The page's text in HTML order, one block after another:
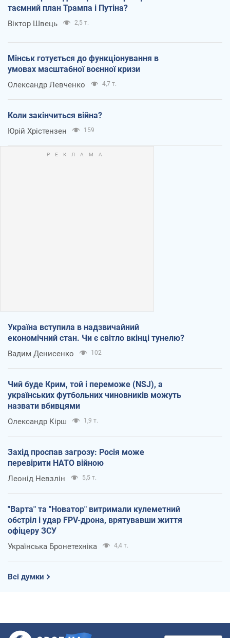
таємний план Трампа і Путіна?
Віктор Швець 2,5 т.
Мінськ готується до функціонування в
умовах масштабної воєнної кризи
Олександр Левченко 4,7 т.
Коли закінчиться війна?
Юрій Хрістензен 159
Україна вступила в надзвичайний
економічний стан. Чи є світло вкінці тунелю?
Вадим Денисенко 102
Чий буде Крим, той і переможе (NSJ), а
українських футбольних чиновників можуть
назвати вбивцями
Олександр Кірш 1,9 т.
Захід проспав загрозу: Росія може
перевірити НАТО війною
Леонід Невзлін 5,5 т.
"Варта" та "Новатор" витримали кулеметний
обстріл і удар FPV-дрона, врятувавши життя
офіцеру ЗСУ
Українська Бронетехніка 4,4 т.
Всі думки